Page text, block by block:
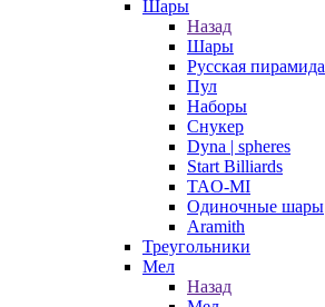
Шары
Назад
Шары
Русская пирамида
Пул
Наборы
Снукер
Dyna | spheres
Start Billiards
TAO-MI
Одиночные шары
Aramith
Треугольники
Мел
Назад